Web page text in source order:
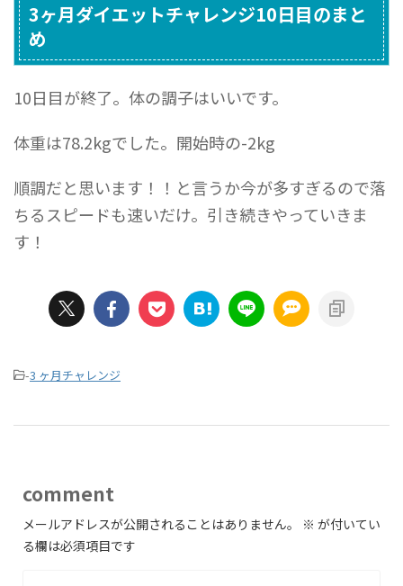
3ヶ月ダイエットチャレンジ10日目のまと
め
10日目が終了。体の調子はいいです。
体重は78.2kgでした。開始時の-2kg
順調だと思います！！と言うか今が多すぎるので落
ちるスピードも速いだけ。引き続きやっていきま
す！
-3 ヶ月チャレンジ
comment
メールアドレスが公開されることはありません。 ※ が付いてい
る欄は必須項目です